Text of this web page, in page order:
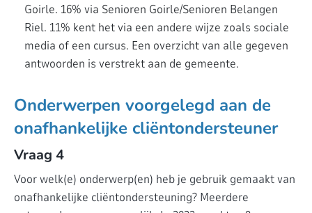
Goirle. 16% via Senioren Goirle/Senioren Belangen
Riel. 11% kent het via een andere wijze zoals sociale
media of een cursus. Een overzicht van alle gegeven
antwoorden is verstrekt aan de gemeente.
Onderwerpen voorgelegd aan de
onafhankelijke cliëntondersteuner
Vraag 4
Voor welk(e) onderwerp(en) heb je gebruik gemaakt van
onafhankelijke cliëntondersteuning? Meerdere